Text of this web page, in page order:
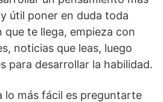
útil poner en duda toda
que te llega, empieza con
noticias que leas, luego
para desarrollar la habilidad.
lo más fácil es preguntarte